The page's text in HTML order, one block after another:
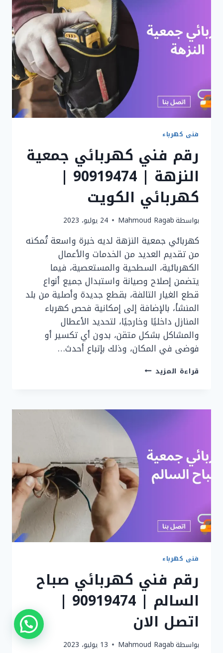
90919474
كهربجي
الرميثية
فنى كهرباء
رقم فني كهربائي جمعية
النزهة | 90919474 |
كهربائي الكويت
بواسطةMahmoud Ragab 24 يوليو، 2023
كهربائي جمعية النزهة لديه خبرة واسعة تُمكنه
من تقديم العديد من الخدمات والأعمال
الكهربائية، السطحية والمستعصية، فيما
يتضمن إصلاح وصيانة واستبدال جميع أنواع
قطع الغيار التالفة، بقطع جديدة وأصلية من بلد
المنشأ، بالإضافة إلى إمكانية فحص كهرباء
المنازل داخليًا وخارجيًا، لتحديد الأعطال
والمشاكل بشكل متقن، بدون أي تكسير أو
فوضى في المكان، وذلك بإتباع أحدث…
قراءة المزيد رقم
النزهة
90919474
كهربائي
الكويت
فنى كهرباء
رقم فني كهربائي صباح
السالم | 90919474 |
اتصل الان
بواسطةMahmoud Ragab 13 يوليو، 2023